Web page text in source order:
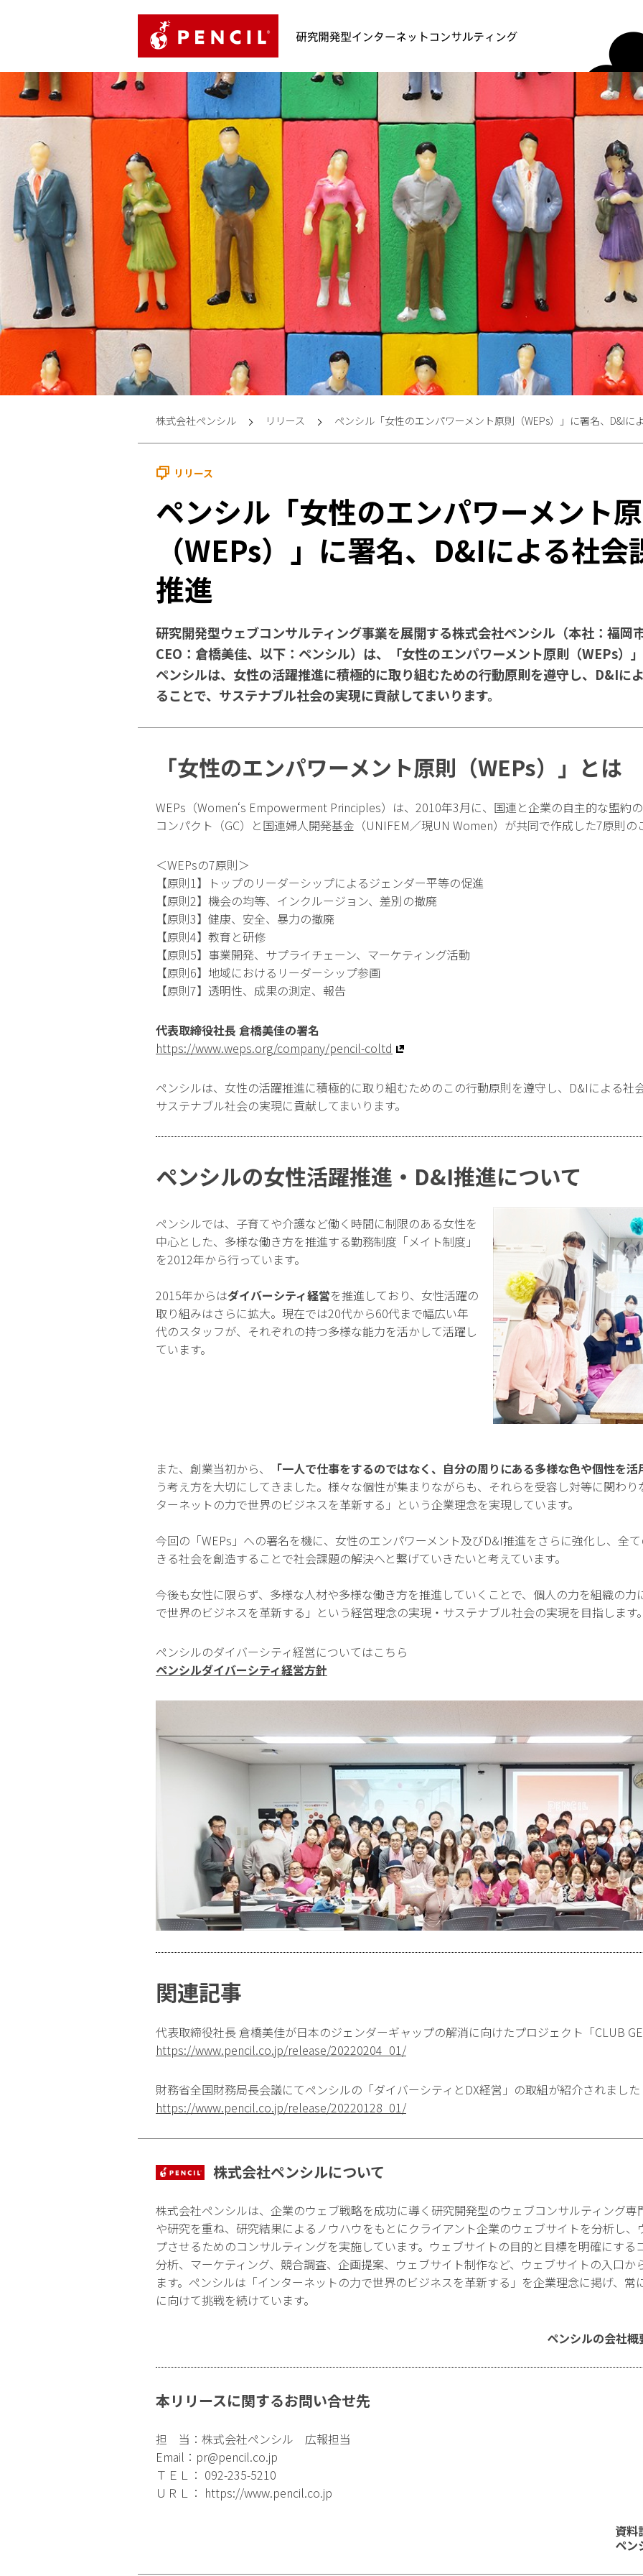
株式会社ペンシル リリース ペンシル「女性のエンパワーメント原則（WEPs）」に署名、D&Iに
リリース
ペンシル「女性のエンパワーメント
（WEPs）」に署名、D&Iによる社
推進
研究開発型ウェブコンサルティング事業を展開する株式会社ペンシル（本社：福岡
CEO：倉橋美佳、以下：ペンシル）は、「女性のエンパワーメント原則（WEPs）
ペンシルは、女性の活躍推進に積極的に取り組むための行動原則を遵守し、D&Iに
ることで、サステナブル社会の実現に貢献してまいります。
「女性のエンパワーメント原則（WEPs）」とは
WEPs（Women‘s Empowerment Principles）は、2010年3月に、国連と企業の自主的な盟約
コンパクト（GC）と国連婦人開発基金（UNIFEM／現UN Women）が共同で作成した7原則の
＜WEPsの7原則＞
【原則1】トップのリーダーシップによるジェンダー平等の促進
【原則2】機会の均等、インクルージョン、差別の撤廃
【原則3】健康、安全、暴力の撤廃
【原則4】教育と研修
【原則5】事業開発、サプライチェーン、マーケティング活動
【原則6】地域におけるリーダーシップ参画
【原則7】透明性、成果の測定、報告
代表取締役社長 倉橋美佳の署名
https://www.weps.org/company/pencil-coltd
ペンシルは、女性の活躍推進に積極的に取り組むためのこの行動原則を遵守し、D&Iによる社
サステナブル社会の実現に貢献してまいります。
ペンシルの女性活躍推進・D&I推進について
ペンシルでは、子育てや介護など働く時間に制限のある女性を
中心とした、多様な働き方を推進する勤務制度「メイト制度」
を2012年から行っています。
2015年からはダイバーシティ経営を推進しており、女性活躍の
取り組みはさらに拡大。現在では20代から60代まで幅広い年
代のスタッフが、それぞれの持つ多様な能力を活かして活躍し
ています。
また、創業当初から、
「一人で仕事をするのではなく、自分の周りにある多様な色や個性を
う考え方を大切にしてきました。様々な個性が集まりながらも、それらを受容し対等に関わ
ターネットの力で世界のビジネスを革新する」という企業理念を実現しています。
今回の「WEPs」への署名を機に、女性のエンパワーメント及びD&I推進をさらに強化し、全
きる社会を創造することで社会課題の解決へと繋げていきたいと考えています。
今後も女性に限らず、多様な人材や多様な働き方を推進していくことで、個人の力を組織の
で世界のビジネスを革新する」という経営理念の実現・サステナブル社会の実現を目指します
ペンシルのダイバーシティ経営についてはこちら
ペンシルダイバーシティ経営方針
関連記事
代表取締役社長 倉橋美佳が日本のジェンダーギャップの解消に向けたプロジェクト「CLUB
https://www.pencil.co.jp/release/20220204_01/
財務省全国財務局長会議にてペンシルの「ダイバーシティとDX経営」の取組が紹介されました
https://www.pencil.co.jp/release/20220128_01/
株式会社ペンシルについて
株式会社ペンシルは、企業のウェブ戦略を成功に導く研究開発型のウェブコンサルティング
や研究を重ね、研究結果によるノウハウをもとにクライアント企業のウェブサイトを分析し
プさせるためのコンサルティングを実施しています。ウェブサイトの目的と目標を明確にす
分析、マーケティング、競合調査、企画提案、ウェブサイト制作など、ウェブサイトの入口
ます。ペンシルは「インターネットの力で世界のビジネスを革新する」を企業理念に掲げ、
に向けて挑戦を続けています。
ペンシルの会社
本リリースに関するお問い合せ先
担 当：株式会社ペンシル 広報担当
Email： pr@pencil.co.jp
ＴＥＬ： 092-235-5210
ＵＲＬ： https://www.pencil.co.jp
資料
ペン